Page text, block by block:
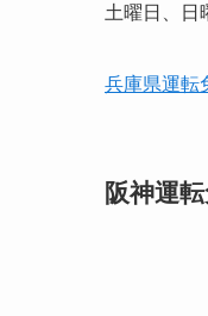
土曜日、日
兵庫県運転
阪神運